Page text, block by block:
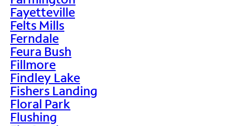
Fayetteville
Felts Mills
Ferndale
Feura Bush
Fillmore
Findley Lake
Fishers Landing
Floral Park
Flushing